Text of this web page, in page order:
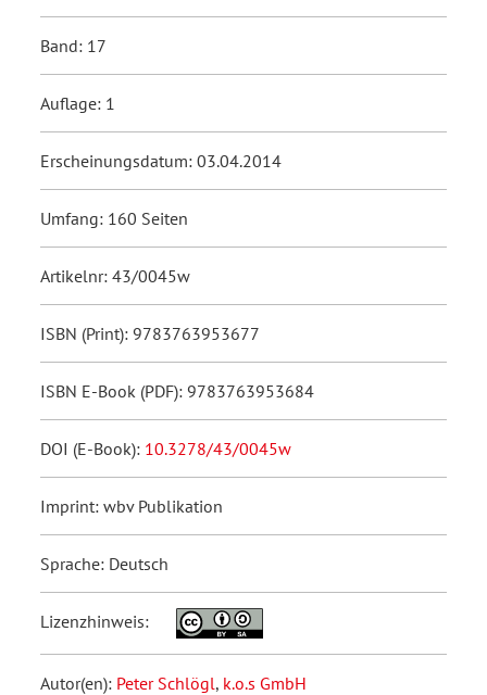
Band: 17
Auflage: 1
Erscheinungsdatum: 03.04.2014
Umfang: 160 Seiten
Artikelnr: 43/0045w
ISBN (Print): 9783763953677
ISBN E-Book (PDF): 9783763953684
DOI (E-Book): 10.3278/43/0045w
Imprint: wbv Publikation
Sprache: Deutsch
Lizenzhinweis:
Autor(en): Peter Schlögl, k.o.s GmbH